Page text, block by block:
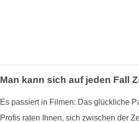
Man kann sich auf jeden Fall
Es passiert in Filmen: Das glückliche
Profis raten Ihnen, sich zwischen der